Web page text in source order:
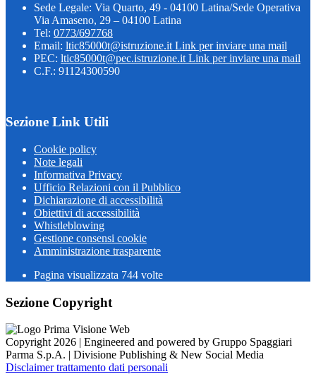
Sede Legale: Via Quarto, 49 - 04100 Latina/Sede Operativa
Via Amaseno, 29 – 04100 Latina
Tel: 0773/697768
Email: ltic85000t@istruzione.it Link per inviare una mail
PEC: ltic85000t@pec.istruzione.it Link per inviare una mail
C.F.: 91124300590
Sezione Link Utili
Cookie policy
Note legali
Informativa Privacy
Ufficio Relazioni con il Pubblico
Dichiarazione di accessibilità
Obiettivi di accessibilità
Whistleblowing
Gestione consensi cookie
Amministrazione trasparente
Pagina visualizzata 744 volte
Sezione Copyright
Copyright 2026 | Engineered and powered by Gruppo Spaggiari
Parma S.p.A. | Divisione Publishing & New Social Media
Disclaimer trattamento dati personali